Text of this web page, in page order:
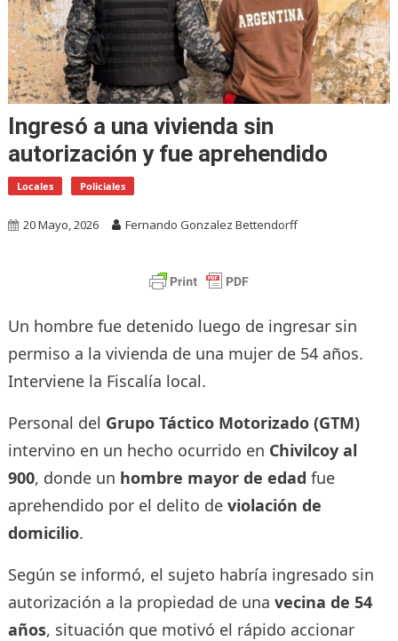
Ingresó a una vivienda sin
autorización y fue aprehendido
Locales Policiales
20 Mayo, 2026 Fernando Gonzalez Bettendorff
Un hombre fue detenido luego de ingresar sin
permiso a la vivienda de una mujer de 54 años.
Interviene la Fiscalía local.
Personal del Grupo Táctico Motorizado (GTM)
intervino en un hecho ocurrido en Chivilcoy al
900, donde un hombre mayor de edad fue
aprehendido por el delito de violación de
domicilio.
Según se informó, el sujeto habría ingresado sin
autorización a la propiedad de una vecina de 54
años, situación que motivó el rápido accionar